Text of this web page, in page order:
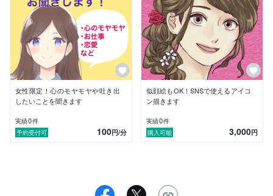
女性限定！心のモヤモヤや吐き出
したいことを聞きます
実績0件
予約受付可
100円/分
似顔絵もOK！SNSで使えるアイコ
ン描きます
実績0件
購入可能
3,000円